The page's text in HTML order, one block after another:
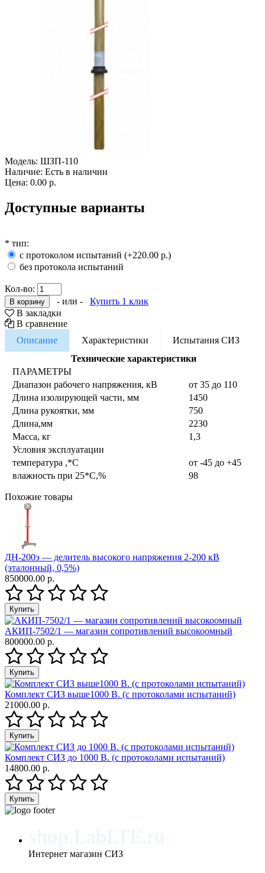
Модель: ШЗП-110
Наличие: Есть в наличии
Цена: 0.00 р.
Доступные варианты
* тип:
с протоколом испытаний (+220.00 р.)
без протокола испытаний
Кол-во:
- или -
Купить 1 клик
В закладки
В сравнение
Описание
Характеристики
Испытания СИЗ
Технические характеристики
ПАРАМЕТРЫ
Диапазон рабочего напряжения, кВ
от 35 до 110
Длина изолирующей части, мм
1450
Длина рукоятки, мм
750
Длина,мм
2230
Масса, кг
1,3
Условия эксплуатации
температура ,*С
от -45 до +45
влажность при 25*С,%
98
Похожие товары
ДН-200э — делитель высокого напряжения 2-200 кВ
(эталонный, 0,5%)
850000.00 р.
АКИП-7502/1 — магазин сопротивлений высокоомный
800000.00 р.
Комплект СИЗ выше1000 В. (с протоколами испытаний)
21000.00 р.
Комплект СИЗ до 1000 В. (с протоколами испытаний)
14800.00 р.
Интернет магазин СИЗ